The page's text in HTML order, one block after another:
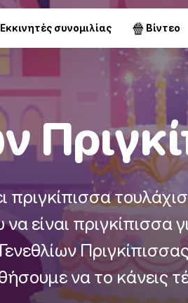
Εκκινητές συνομιλίας 🍿 Βίντεο
πριγκίπισσα
είναι πριγκίπισσα
να το κάνεις